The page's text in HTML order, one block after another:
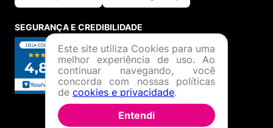
SEGURANÇA E CREDIBILIDADE
Este site utiliza Cookies para uma
melhor experiência de uso. Ao
continuar navegando, você
concorda com nossas políticas
de cookies e privacidade.
Entendi